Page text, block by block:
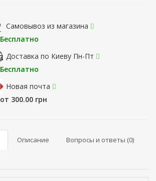
Самовывоз из магазина
Бесплатно
Доставка по Киеву Пн-Пт
Бесплатно
Новая почта
от 300.00 грн
Описание Вопросы и ответы (0)